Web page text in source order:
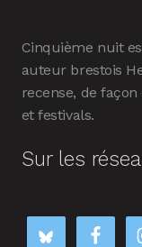
Cinquième nuit
auteur brestois
recense, de
et festivals.
Sur les